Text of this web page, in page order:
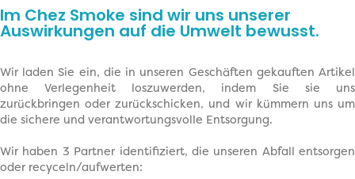
Im Chez Smoke sind wir uns unserer
Auswirkungen auf die Umwelt bewusst.
Wir laden Sie ein, die in unseren Geschäften gekauften Artikel
ohne Verlegenheit loszuwerden, indem Sie sie uns
zurückbringen oder zurückschicken, und wir kümmern uns um
die sichere und verantwortungsvolle Entsorgung.
Wir haben 3 Partner identifiziert, die unseren Abfall entsorgen
oder recyceln/aufwerten: